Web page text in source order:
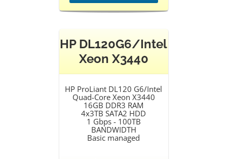
HP DL120G6/Intel
Xeon X3440
HP ProLiant DL120 G6/Intel
Quad-Core Xeon X3440
16GB DDR3 RAM
4x3TB SATA2 HDD
1 Gbps - 100TB
BANDWIDTH
Basic managed